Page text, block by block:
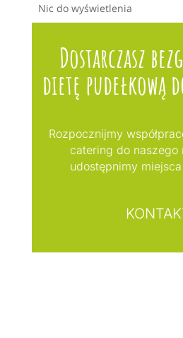
Nic do wyświetlenia
Dostarczasz
dietę pudełkową
Rozpocznijmy
catering do naszego
udostępnimy